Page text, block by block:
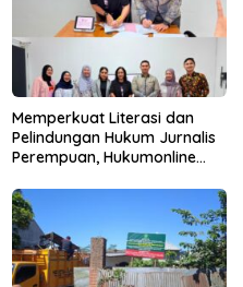
Memperkuat Literasi dan
Pelindungan Hukum Jurnalis
Perempuan, Hukumonline
Gratis